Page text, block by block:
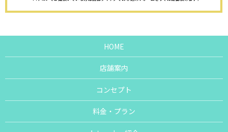
HOME
店舗案内
コンセプト
料金・プラン